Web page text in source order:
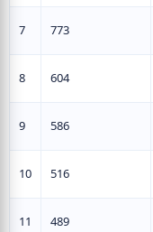
7 773
8 604
9 586
10 516
11 489